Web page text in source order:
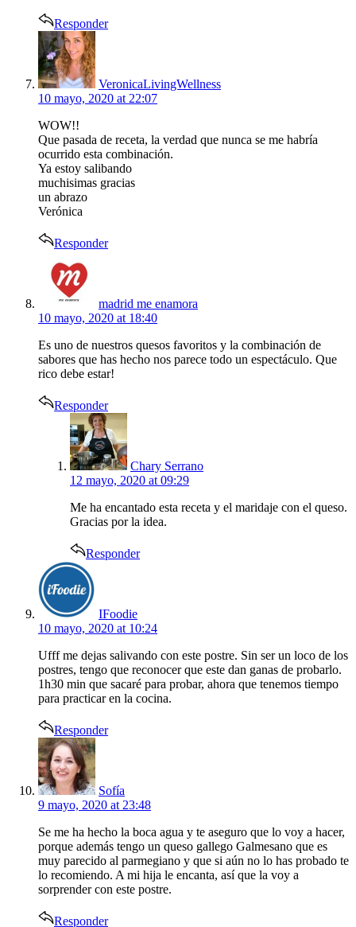
Responder
says:
VeronicaLivingWellness
10 mayo, 2020 at 22:07
WOW!!
Que pasada de receta, la verdad que nunca se me habría
ocurrido esta combinación.
Ya estoy salibando
muchisimas gracias
un abrazo
Verónica
Responder
madrid me enamora
10 mayo, 2020 at 18:40
Es uno de nuestros quesos favoritos y la combinación de
sabores que has hecho nos parece todo un espectáculo. Que
rico debe estar!
Responder
says:
Chary Serrano
12 mayo, 2020 at 09:29
Me ha encantado esta receta y el maridaje con el queso.
Gracias por la idea.
Responder
IFoodie
10 mayo, 2020 at 10:24
Ufff me dejas salivando con este postre. Sin ser un loco de los
postres, tengo que reconocer que este dan ganas de probarlo.
1h30 min que sacaré para probar, ahora que tenemos tiempo
para practicar en la cocina.
Responder
says:
Sofía
9 mayo, 2020 at 23:48
Se me ha hecho la boca agua y te aseguro que lo voy a hacer,
porque además tengo un queso gallego Galmesano que es
muy parecido al parmegiano y que si aún no lo has probado te
lo recomiendo. A mi hija le encanta, así que la voy a
sorprender con este postre.
Responder